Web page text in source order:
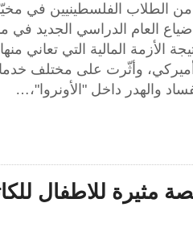
الطلاب الفلسطينيين في
العام الدراسي الجديد في
الأزمة المالية التي تعاني منها
مليون دولار أميركي، وأثّرت على مختلف
والهدر داخل "الأونروا"،…
مثيرة للاطفال